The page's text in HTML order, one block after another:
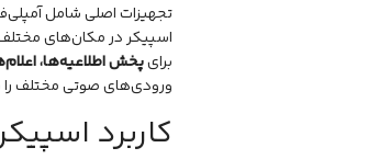
تجهیزات اصلی شامل
اسپیکردر مکان‌های مختلف
برایپخش اطلاعیه‌ها،
ورودی‌های صوتی مختلف
کاربرد